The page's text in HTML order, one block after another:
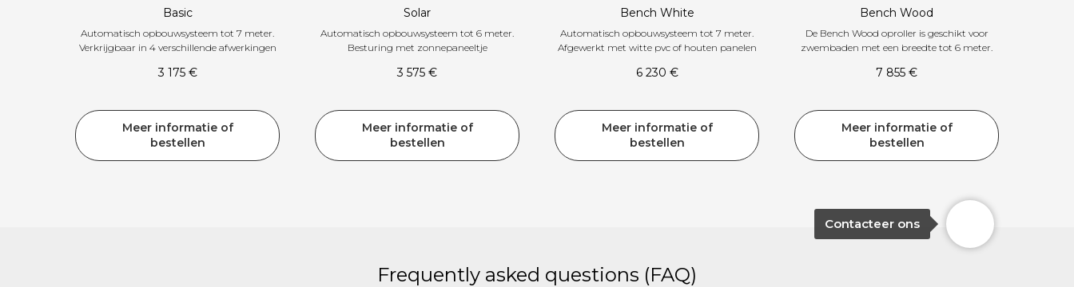
Basic
Automatisch opbouwsysteem tot 7 meter.
Verkrijgbaar in 4 verschillende afwerkingen
3 175 €
Meer informatie of
bestellen
Solar
Automatisch opbouwsysteem tot 6 meter.
Besturing met zonnepaneeltje
3 575 €
Meer informatie of
bestellen
Bench White
Automatisch opbouwsysteem tot 7 meter.
Afgewerkt met witte pvc of houten panelen
6 230 €
Meer informatie of
bestellen
Bench Wood
De Bench Wood oproller is geschikt voor
zwembaden met een breedte tot 6 meter.
7 855 €
Meer informatie of
bestellen
Frequently asked questions (FAQ)
Contacteer ons